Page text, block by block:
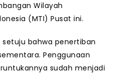
Wilayah
(MTI) Pusat ini.
bahwa penertiban
Penggunaan
sudah menjadi